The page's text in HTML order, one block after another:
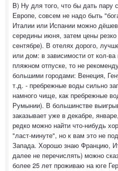
B) Ну для того, что бы дать пару
Европе, совсем не надо быть
Италии или Испании можно
середины июня, затем цены
сентябре). В отелях дорого,
или дом: в зависимости от кол-
пляжном отпуске, то не
большими городами: Венеция,
т.д. - пребрежные воды сильно
намного чище, как пребрежные
Румынии). В большинстве
заказывает уже в декабре,
редко можно найти что-нибудь
"ласт-минуте", но к вам это не
Запада. Хорошо знаю Францию,
далее не перечислять) можно
более 25 лет проживаю на юге